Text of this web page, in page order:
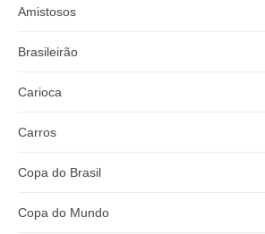
Amistosos
Brasileirão
Carioca
Carros
Copa do Brasil
Copa do Mundo